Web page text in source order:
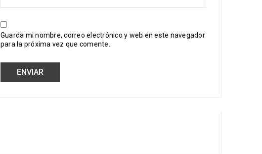
Guarda mi nombre, correo electrónico y web en este navegador
para la próxima vez que comente.